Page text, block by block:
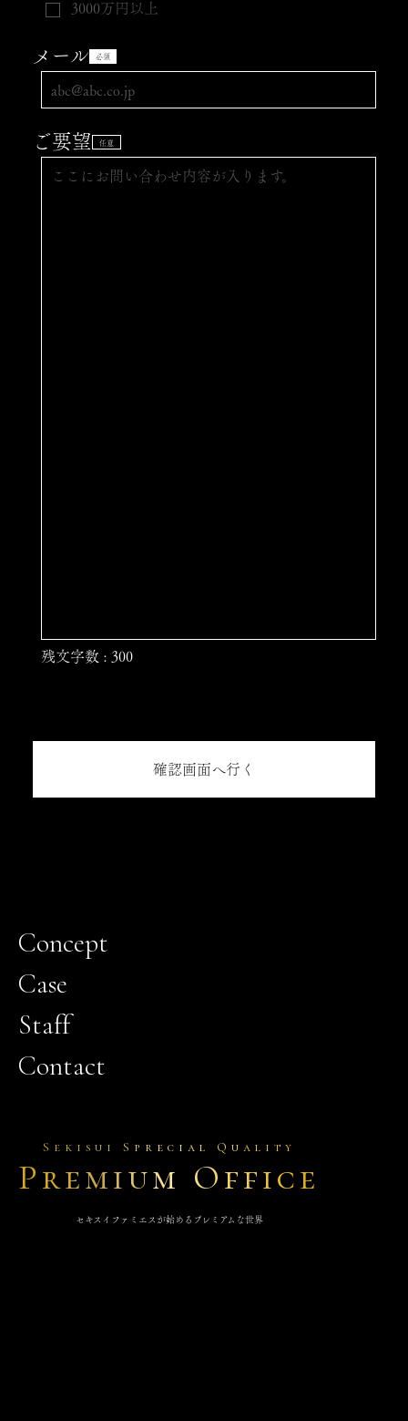
3000万円以上
メール 必須
ご要望 任意
残文字数 : 300
Sekisui Sprecial Quality
Premium Office
セキスイファミエスが始めるプレミアムな世界
Concept
Case
Staff
Contact